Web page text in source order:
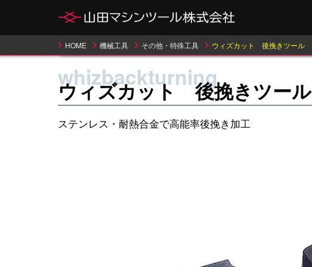
ウィズカット 後挽きツール
whizbackturning
ステンレス・耐熱合金で高能率後挽き加工
HOME 機械工具 その他・特殊工具 ウィズカット 後挽きツール